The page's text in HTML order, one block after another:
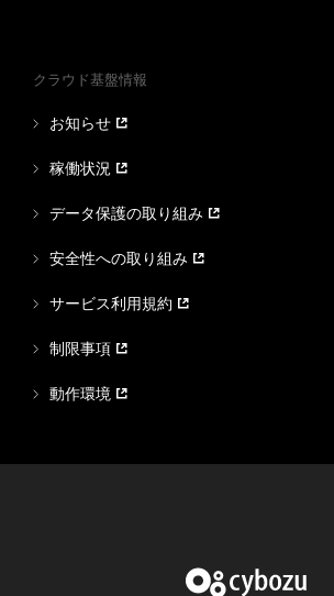
クラウド基盤情報
お知らせ
稼働状況
データ保護の取り組み
安全性への取り組み
サービス利用規約
制限事項
動作環境